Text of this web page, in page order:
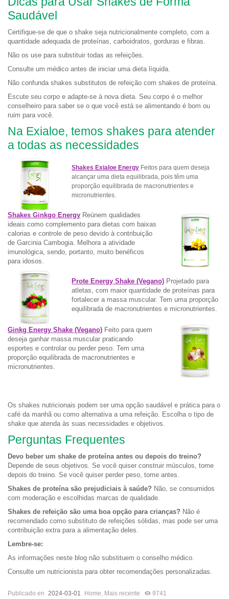
Saudável
Certifique-se de que o shake seja nutricionalmente completo, com a
quantidade adequada de proteínas, carboidratos, gorduras e fibras.
Não os use para substituir todas as refeições.
Consulte um médico antes de iniciar uma dieta líquida.
Não confunda shakes substitutos de refeição com shakes de proteína.
Escute seu corpo e adapte-se à nova dieta. Seu corpo é o melhor
conselheiro para saber se o que você está se alimentando é bom ou
ruim para você.
Na Exialoe, temos shakes para atender
a todas as necessidades
Shakes Exialoe Energy Feitos para quem deseja
alcançar uma dieta equilibrada, pois têm uma
proporção equilibrada de macronutrientes e
micronutrientes.
Shakes Ginkgo Energy Reúnem qualidades
ideais como complemento para dietas com baixas
calorias e controle de peso devido à contribuição
de Garcinia Cambogia. Melhora a atividade
imunológica, sendo, portanto, muito benéficos
para idosos.
Prote Energy Shake (Vegano) Projetado para
atletas, com maior quantidade de proteínas para
fortalecer a massa muscular. Tem uma proporção
equilibrada de macronutrientes e micronutrientes.
Ginkg Energy Shake (Vegano) Feito para quem
deseja ganhar massa muscular praticando
esportes e controlar ou perder peso. Tem uma
proporção equilibrada de macronutrientes e
micronutrientes.
Os shakes nutricionais podem ser uma opção saudável e prática para o
café da manhã ou como alternativa a uma refeição. Escolha o tipo de
shake que atenda às suas necessidades e objetivos.
Perguntas Frequentes
Devo beber um shake de proteína antes ou depois do treino?
Depende de seus objetivos. Se você quiser construir músculos, tome
depois do treino. Se você quiser perder peso, tome antes.
Shakes de proteína são prejudiciais à saúde? Não, se consumidos
com moderação e escolhidas marcas de qualidade.
Shakes de refeição são uma boa opção para crianças? Não é
recomendado como substituto de refeições sólidas, mas pode ser uma
contribuição extra para a alimentação deles.
Lembre-se:
As informações neste blog não substituem o conselho médico.
Consulte um nutricionista para obter recomendações personalizadas.
Publicado en 2024-03-01 Home, Mais recente 9741